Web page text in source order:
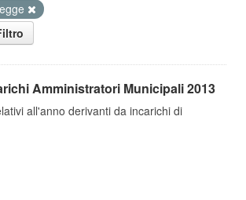
Amministratori Municipali 2013
all'anno derivanti da incarichi di